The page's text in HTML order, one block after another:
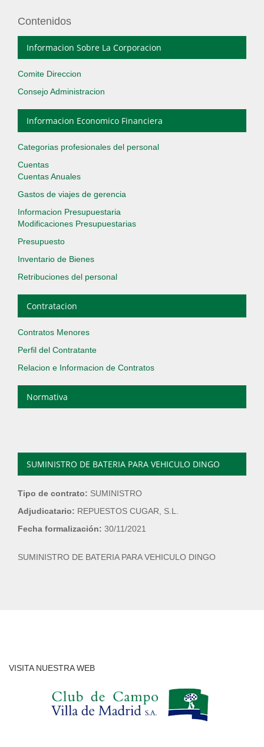
Contenidos
Informacion Sobre La Corporacion
Comite Direccion
Consejo Administracion
Informacion Economico Financiera
Categorias profesionales del personal
Cuentas
Cuentas Anuales
Gastos de viajes de gerencia
Informacion Presupuestaria
Modificaciones Presupuestarias
Presupuesto
Inventario de Bienes
Retribuciones del personal
Contratacion
Contratos Menores
Perfil del Contratante
Relacion e Informacion de Contratos
Normativa
SUMINISTRO DE BATERIA PARA VEHICULO DINGO
Tipo de contrato: SUMINISTRO
Adjudicatario: REPUESTOS CUGAR, S.L.
Fecha formalización: 30/11/2021
SUMINISTRO DE BATERIA PARA VEHICULO DINGO
VISITA NUESTRA WEB